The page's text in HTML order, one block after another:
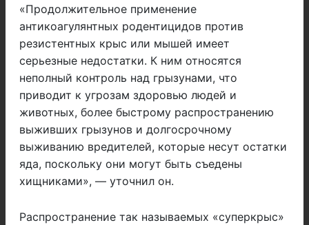
«Продолжительное применение
антикоагулянтных родентицидов против
резистентных крыс или мышей имеет
серьезные недостатки. К ним относятся
неполный контроль над грызунами, что
приводит к угрозам здоровью людей и
животных, более быстрому распространению
выживших грызунов и долгосрочному
выживанию вредителей, которые несут остатки
яда, поскольку они могут быть съедены
хищниками», — уточнил он.
Распространение так называемых «суперкрыс»